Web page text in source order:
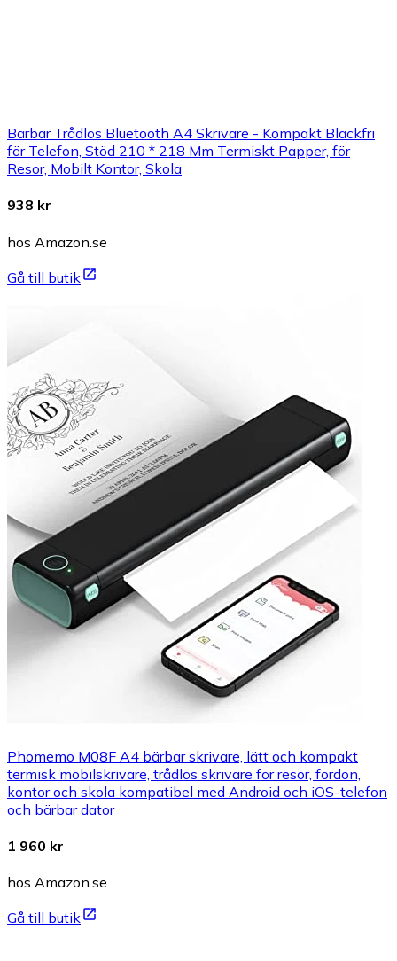
Bärbar Trådlös Bluetooth A4 Skrivare - Kompakt Bläckfri
för Telefon, Stöd 210 * 218 Mm Termiskt Papper, för
Resor, Mobilt Kontor, Skola
938 kr
hos Amazon.se
Gå till butik
Phomemo M08F A4 bärbar skrivare, lätt och kompakt
termisk mobilskrivare, trådlös skrivare för resor, fordon,
kontor och skola kompatibel med Android och iOS-telefon
och bärbar dator
1 960 kr
hos Amazon.se
Gå till butik